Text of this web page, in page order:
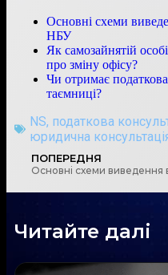
Основні схеми
НБУ
Як самозайнятій
про зміну офісу?
Чи отримає
таємниці?
NS, податкова
юридична
ПОПЕРЕДНЯ
Читайте далі